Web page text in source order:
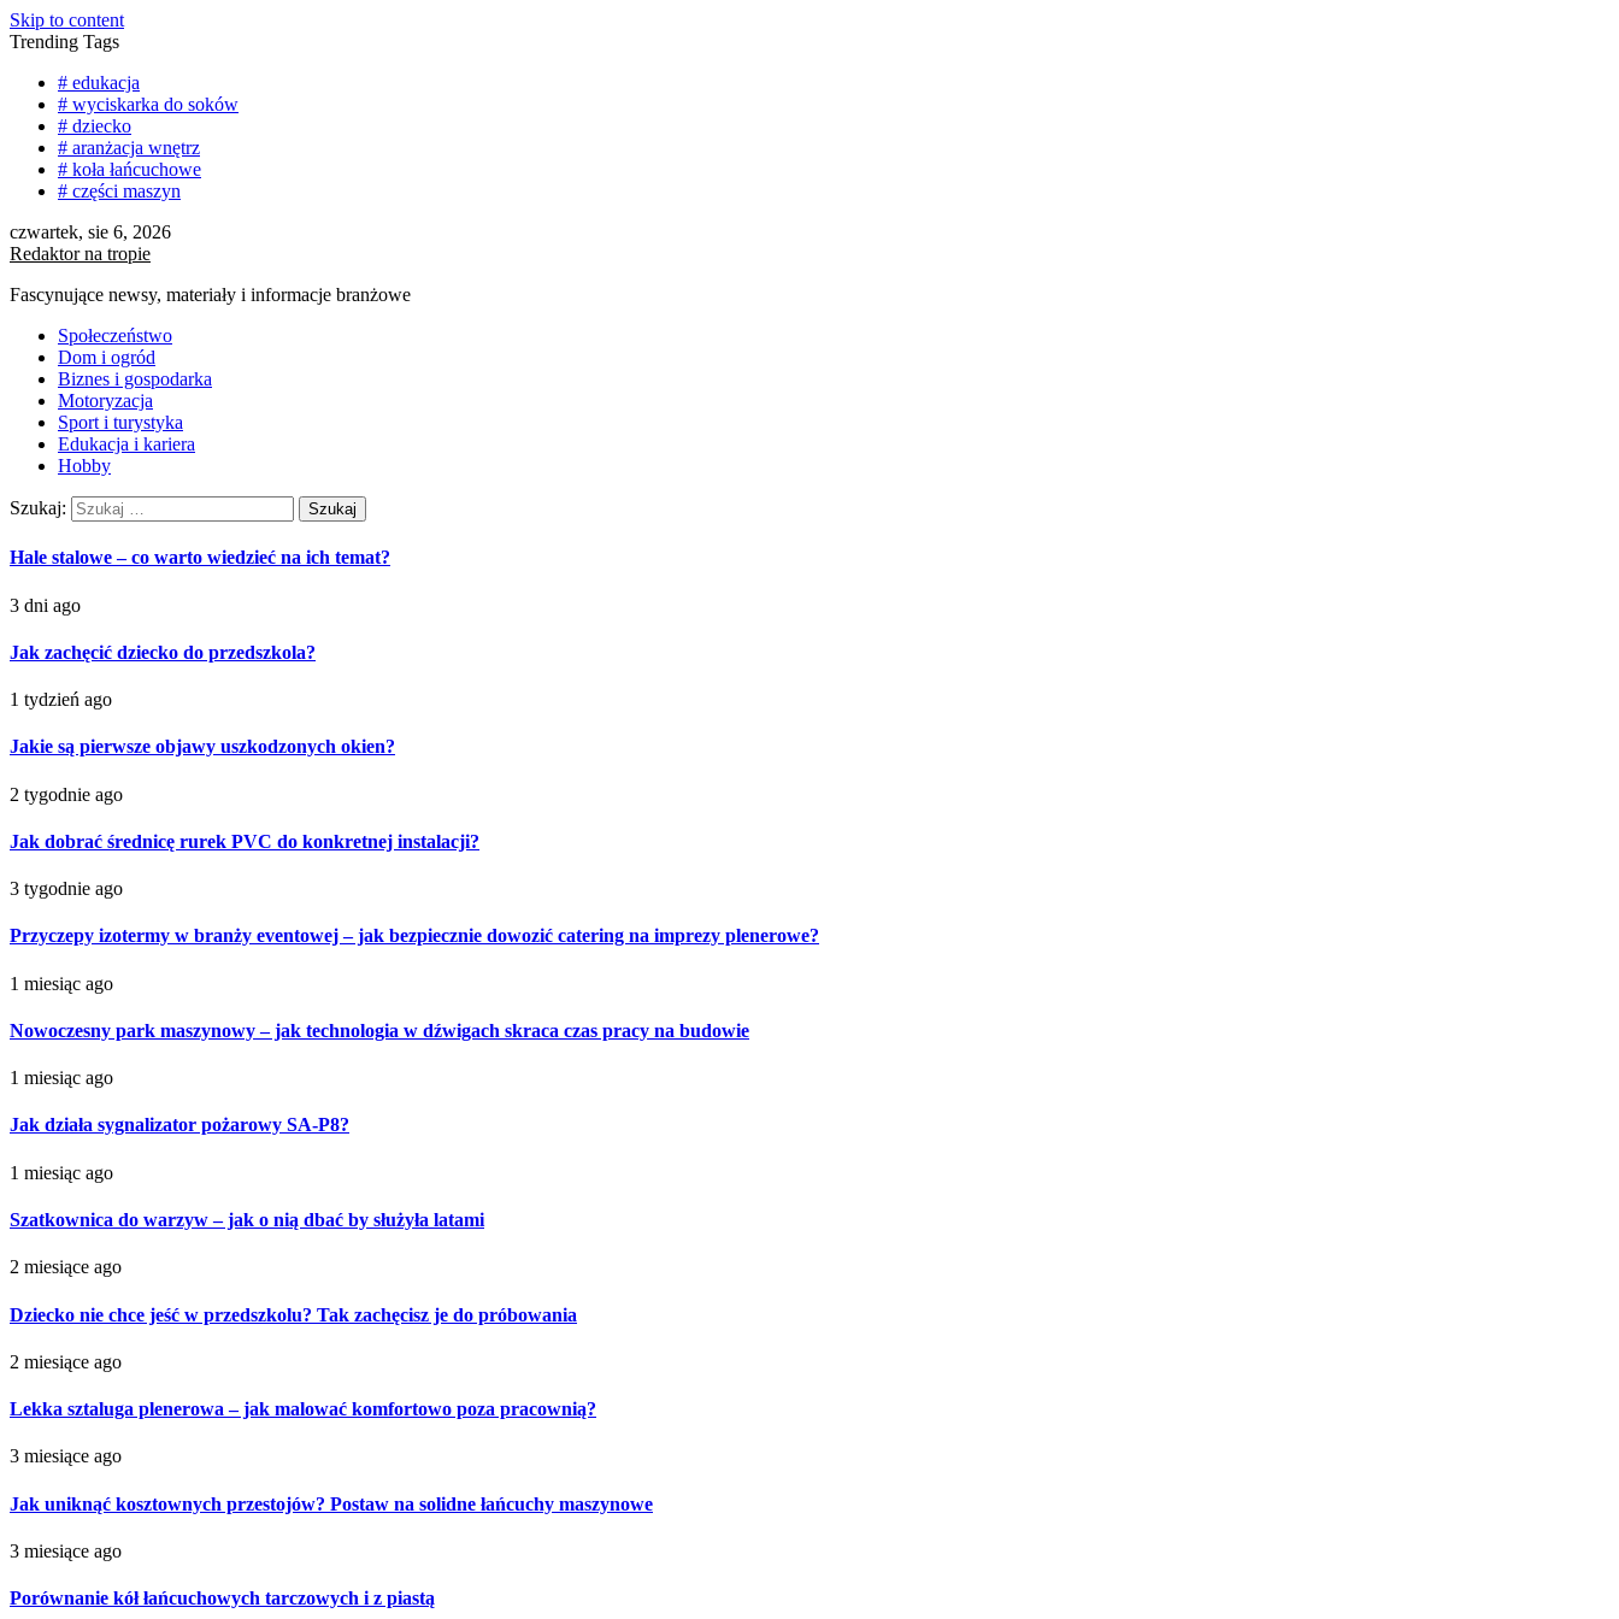
Skip to content
Trending Tags
# edukacja
# wyciskarka do soków
# dziecko
# aranżacja wnętrz
# koła łańcuchowe
# części maszyn
czwartek, sie 6, 2026
Redaktor na tropie
Fascynujące newsy, materiały i informacje branżowe
Społeczeństwo
Dom i ogród
Biznes i gospodarka
Motoryzacja
Sport i turystyka
Edukacja i kariera
Hobby
Szukaj:
Hale stalowe – co warto wiedzieć na ich temat?
3 dni ago
Jak zachęcić dziecko do przedszkola?
1 tydzień ago
Jakie są pierwsze objawy uszkodzonych okien?
2 tygodnie ago
Jak dobrać średnicę rurek PVC do konkretnej instalacji?
3 tygodnie ago
Przyczepy izotermy w branży eventowej – jak bezpiecznie dowozić catering na imprezy plenerowe?
1 miesiąc ago
Nowoczesny park maszynowy – jak technologia w dźwigach skraca czas pracy na budowie
1 miesiąc ago
Jak działa sygnalizator pożarowy SA-P8?
1 miesiąc ago
Szatkownica do warzyw – jak o nią dbać by służyła latami
2 miesiące ago
Dziecko nie chce jeść w przedszkolu? Tak zachęcisz je do próbowania
2 miesiące ago
Lekka sztaluga plenerowa – jak malować komfortowo poza pracownią?
3 miesiące ago
Jak uniknąć kosztownych przestojów? Postaw na solidne łańcuchy maszynowe
3 miesiące ago
Porównanie kół łańcuchowych tarczowych i z piastą